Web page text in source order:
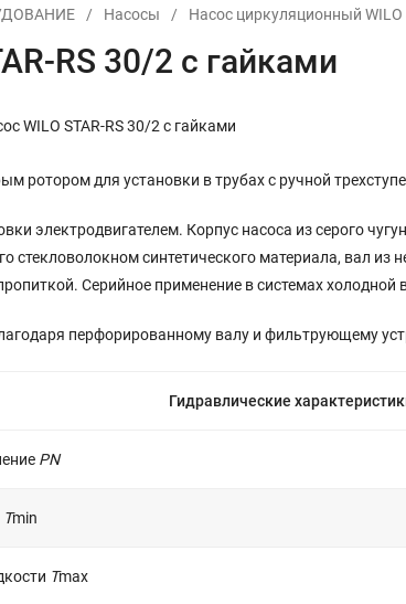
/ Насосы / Насос циркуляционный WILO
RS 30/2 с гайками
WILO STAR-RS 30/2 с гайками
ротором для установки в трубах с ручной
электродвигателем. Корпус насоса из серого
стекловолокном синтетического материала, вал
Серийное применение в системах холодной
перфорированному валу и фильтрующему
Гидравлические
PN
Tmin
Tmax